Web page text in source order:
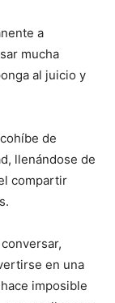
a
mucha
al juicio y
de
llenándose de
compartir
en una
imposible